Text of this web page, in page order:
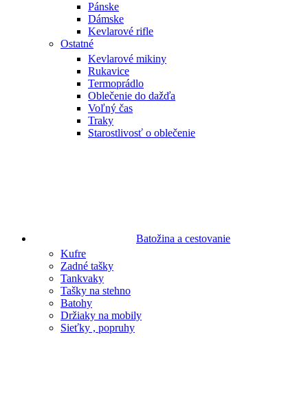
Pánske
Dámske
Kevlarové rifle
Ostatné
Kevlarové mikiny
Rukavice
Termoprádlo
Oblečenie do dažďa
Voľný čas
Traky
Starostlivosť o oblečenie
Batožina a cestovanie
Kufre
Zadné tašky
Tankvaky
Tašky na stehno
Batohy
Držiaky na mobily
Sieťky , popruhy